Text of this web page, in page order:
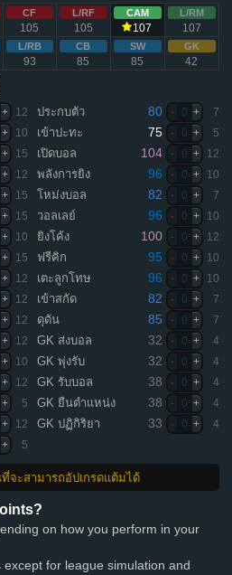
CF
105
L/RF
105
CAM
107
L/RM
107
L/RB
93
CB
85
SW
85
GK
42
+ 12
+ 10
+ 15
+ 12
+ 15
+ 15
+ 10
+ 15
+ 12
+ 12
+ 12
+ 12
+ 10
+ 12
+ 5
+ 12
+ 5
ประกบตัว 80 - 0 + 7
เข้าปะทะ 75 - 0 + 5
เปิดบอล 104 - 0 + 12
พลังการยิง 96 - 0 + 10
โหม่งบอล 82 - 0 + 7
วอลเลย์ 96 - 0 + 10
ยิงโค้ง 100 - 0 + 12
ฟรีคิก 95 - 0 + 10
เตะลูกโทษ 96 - 0 + 10
เข้าสกัด 82 - 0 + 7
ดุดัน 85 - 0 + 7
GK ส่งบอล 32 - 0 + 4
GK พุ่งรับ 32 - 0 + 4
GK รับบอล 38 - 0 + 4
GK ยืนตำแหน่ง 38 - 0 + 4
GK ปฏิกิริยา 33 - 0 + 4
จะสามารถอัปเกรดแต้มได้
on how you perform in your
for league simulation and